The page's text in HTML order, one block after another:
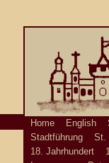
Home English
Stadtführung
St.
18. Jahrhundert